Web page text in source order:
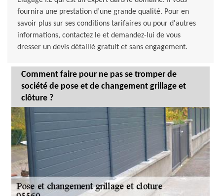
fournira une prestation d’une grande qualité. Pour en
savoir plus sur ses conditions tarifaires ou pour d'autres
informations, contactez le et demandez-lui de vous
dresser un devis détaillé gratuit et sans engagement.
Comment faire pour ne pas se tromper de
société de pose et de changement grillage et
clôture ?